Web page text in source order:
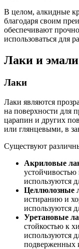
В целом, алкидные
благодаря своим
обеспечивают
использоваться для
Лаки и эмали
Лаки
Лаки являются
на поверхности для
царапин и других
или глянцевыми, в
Существуют
Акриловые
устойчивостью
используются
Целлюлозные
истиранию и
используются
Уретановые
стойкостью к
используются
подверженных